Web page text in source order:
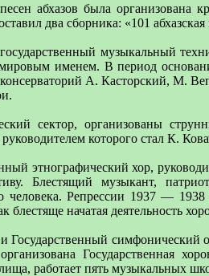
абхазов была
два сборника: «101
государственный музыкальный
именем. В период
консерваторий А. Касторский,
сектор, организованы
которого стал К.
этнографический хор,
Блестящий музыкант,
человека. Репрессии 1937 —
блестяще начатая деятельность
симфонический
Государственная
работает пять музыкальных